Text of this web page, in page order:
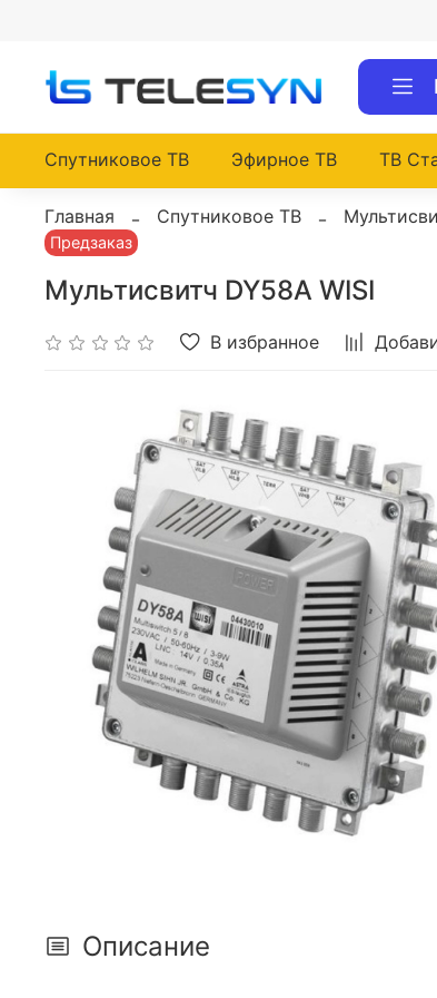
Спутниковое ТВ Эфирное ТВ ТВ
Главная Спутниковое ТВ
Предзаказ
Мультисвитч DY58A WISI
В избранное
Описание